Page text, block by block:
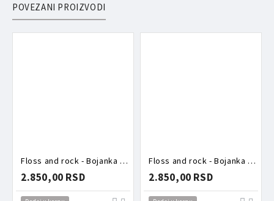
POVEZANI PROIZVODI
Floss and rock - Bojanka sa zadacima Vile
2.850,00 RSD
Floss and rock - Bojanka sa zadacima Vozila
2.850,00 RSD